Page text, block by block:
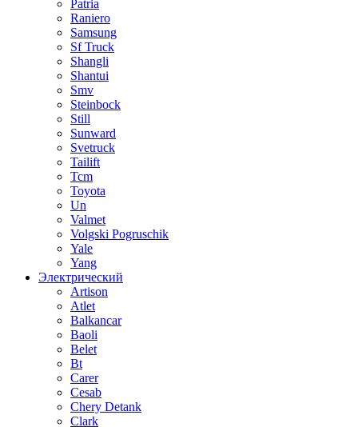
Patria
Raniero
Samsung
Sf Truck
Shangli
Shantui
Smv
Steinbock
Still
Sunward
Svetruck
Tailift
Tcm
Toyota
Un
Valmet
Volgski Pogruschik
Yale
Yang
Электрический
Artison
Atlet
Balkancar
Baoli
Belet
Bt
Carer
Cesab
Chery Detank
Clark